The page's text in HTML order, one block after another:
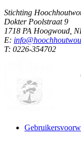
Stichting
Dokter Poolstraat 9
1718 PA Hoogwoud,
E:
T: 0226-354702